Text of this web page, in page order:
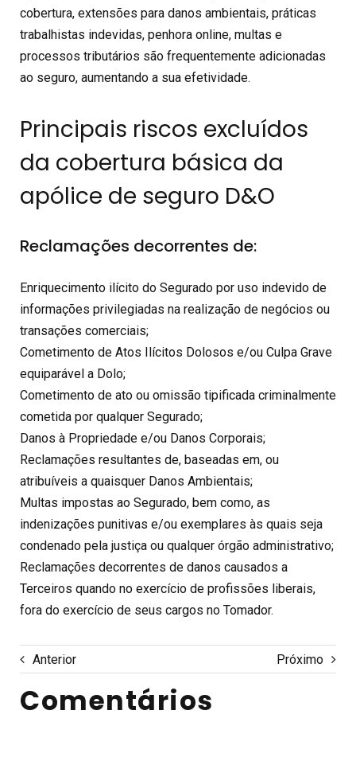
cobertura, extensões para danos ambientais, práticas
trabalhistas indevidas, penhora online, multas e
processos tributários são frequentemente adicionadas
ao seguro, aumentando a sua efetividade.
Principais riscos excluídos
da cobertura básica da
apólice de seguro D&O
Reclamações decorrentes de:
Enriquecimento ilícito do Segurado por uso indevido de
informações privilegiadas na realização de negócios ou
transações comerciais;
Cometimento de Atos Ilícitos Dolosos e/ou Culpa Grave
equiparável a Dolo;
Cometimento de ato ou omissão tipificada criminalmente
cometida por qualquer Segurado;
Danos à Propriedade e/ou Danos Corporais;
Reclamações resultantes de, baseadas em, ou
atribuíveis a quaisquer Danos Ambientais;
Multas impostas ao Segurado, bem como, as
indenizações punitivas e/ou exemplares às quais seja
condenado pela justiça ou qualquer órgão administrativo;
Reclamações decorrentes de danos causados a
Terceiros quando no exercício de profissões liberais,
fora do exercício de seus cargos no Tomador.
Anterior Próximo
Comentários